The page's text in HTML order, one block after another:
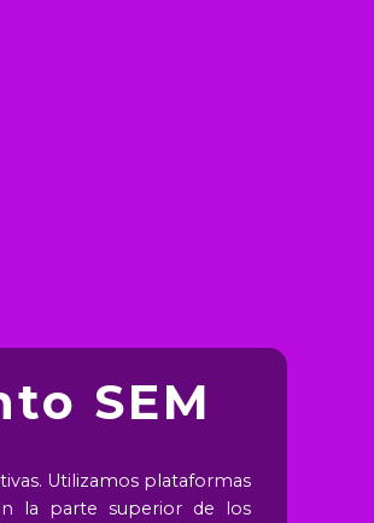
SEM
Utilizamos plataformas
la parte superior de los